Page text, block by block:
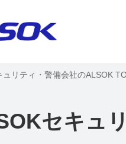
ュリティ・警備会社のALSOK
セキュ